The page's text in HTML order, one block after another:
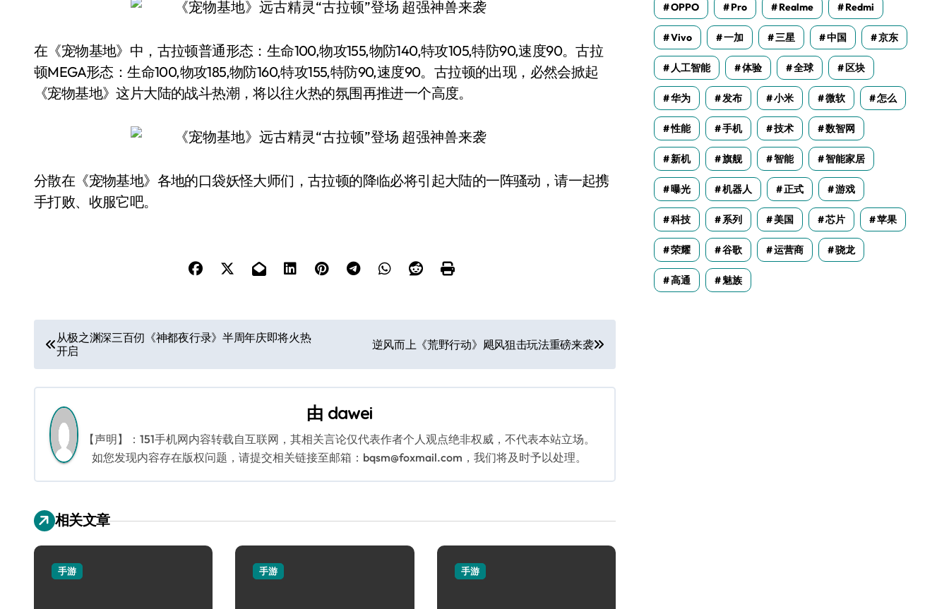
在《宠物基地》中，古拉顿普通形态：生命100,物攻155,物防140,特攻105,特防90,速度90。古拉
顿MEGA形态：生命100,物攻185,物防160,特攻155,特防90,速度90。古拉顿的出现，必然会掀起
《宠物基地》这片大陆的战斗热潮，将以往火热的氛围再推进一个高度。
分散在《宠物基地》各地的口袋妖怪大师们，古拉顿的降临必将引起大陆的一阵骚动，请一起携
手打败、收服它吧。
文
章
导
航
从极之渊深三百仞《神都夜行录》半周年庆即将火热
开启
逆风而上《荒野行动》飓风狙击玩法重磅来袭
由 dawei
【声明】：151手机网内容转载自互联网，其相关言论仅代表作者个人观点绝非权威，不代表本站立场。
如您发现内容存在版权问题，请提交相关链接至邮箱：bqsm@foxmail.com，我们将及时予以处理。
相关文章
手游 手游 手游
OPPO Pro Realme Redmi
Vivo 一加 三星 中国 京东
人工智能 体验 全球 区块
华为 发布 小米 微软 怎么
性能 手机 技术 数智网
新机 旗舰 智能 智能家居
曝光 机器人 正式 游戏
科技 系列 美国 芯片 苹果
荣耀 谷歌 运营商 骁龙
高通 魅族